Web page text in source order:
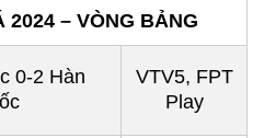
2024 – VÒNG BẢNG
0-2 Hàn
VTV5, FPT
Play